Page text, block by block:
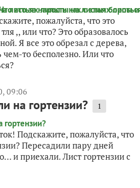
пожалуйста, что это
,, или что? Это образовалось
Я все это обрезал с дерева,
чем-то бесполезно. Или что
09:06
на гортензии? 1
Подскажите, пожалуйста, что
Пересадили пару дней
и приехали. Лист гортензии с